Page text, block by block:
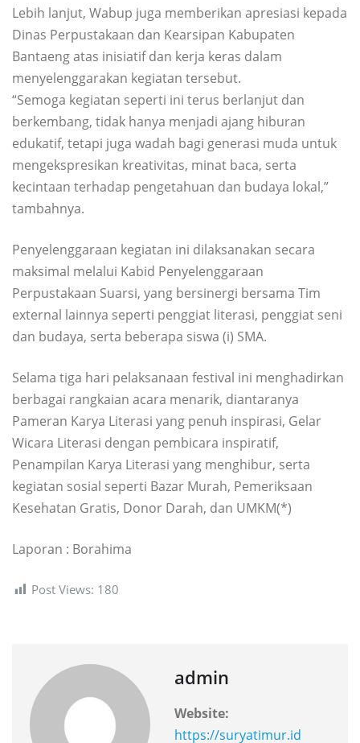
Lebih lanjut, Wabup juga memberikan apresiasi kepada
Dinas Perpustakaan dan Kearsipan Kabupaten
Bantaeng atas inisiatif dan kerja keras dalam
menyelenggarakan kegiatan tersebut.
“Semoga kegiatan seperti ini terus berlanjut dan
berkembang, tidak hanya menjadi ajang hiburan
edukatif, tetapi juga wadah bagi generasi muda untuk
mengekspresikan kreativitas, minat baca, serta
kecintaan terhadap pengetahuan dan budaya lokal,”
tambahnya.
Penyelenggaraan kegiatan ini dilaksanakan secara
maksimal melalui Kabid Penyelenggaraan
Perpustakaan Suarsi, yang bersinergi bersama Tim
external lainnya seperti penggiat literasi, penggiat seni
dan budaya, serta beberapa siswa (i) SMA.
Selama tiga hari pelaksanaan festival ini menghadirkan
berbagai rangkaian acara menarik, diantaranya
Pameran Karya Literasi yang penuh inspirasi, Gelar
Wicara Literasi dengan pembicara inspiratif,
Penampilan Karya Literasi yang menghibur, serta
kegiatan sosial seperti Bazar Murah, Pemeriksaan
Kesehatan Gratis, Donor Darah, dan UMKM(*)
Laporan : Borahima
Post Views: 180
admin
Website:
https://suryatimur.id